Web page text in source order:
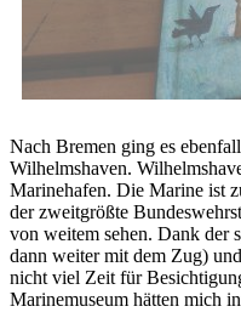
Nach Bremen ging es
Wilhelmshaven.
Marinehafen. Die Marine ist
der zweitgrößte
von weitem sehen. Dank der
dann weiter mit dem Zug)
nicht viel Zeit für
Marinemuseum hätten mich